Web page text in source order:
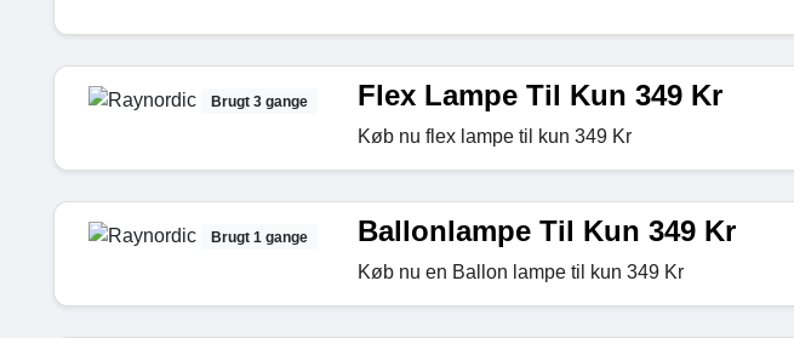
Brugt 3 gange Flex Lampe Til Kun 349 Kr
Køb nu flex lampe til kun 349 Kr
Brugt 1 gange Ballonlampe Til Kun 349 Kr
Køb nu en Ballon lampe til kun 349 Kr